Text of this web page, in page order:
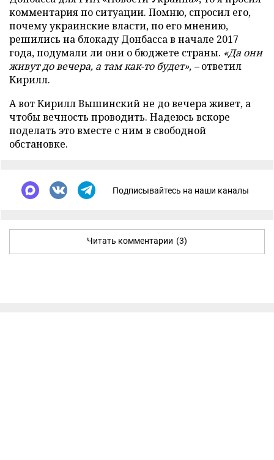
комментария по ситуации. Помню, спросил его,
почему украинские власти, по его мнению,
решились на блокаду Донбасса в начале 2017
года, подумали ли они о бюджете страны. «Да они
живут до вечера, а там как-то будет», –ответил
Кирилл.
А вот Кирилл Вышинский не до вечера живет, а
чтобы вечность проводить. Надеюсь вскоре
поделать это вместе с ним в свободной
обстановке.
Подписывайтесь на наши каналы
Читать комментарии (3)